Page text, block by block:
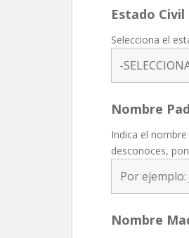
Estado
Selecciona el
Nombre
Indica el
desconoces,
Nombre